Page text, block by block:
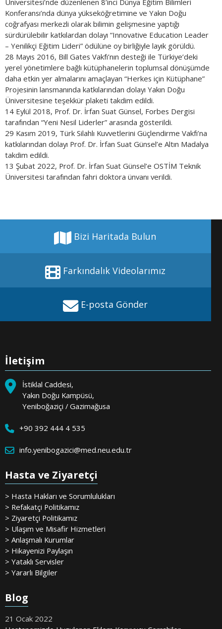
Üniversitesi’nde düzenlenen 8’inci Dünya Eğitim Bilimleri
Konferansı’nda dünya yükseköğretimine ve Yakın Doğu
coğrafyası merkezli olarak bilimin gelişmesine yaptığı
sürdürülebilir katkılardan dolayı “Innovative Education Leader
– Yenilikçi Eğitim Lideri” ödülüne oy birliğiyle layık görüldü.
28 Mayıs 2016, Bill Gates Vakfı’nın desteği ile Türkiye’deki
yerel yönetimlere bağlı kütüphanelerin toplumsal dönüşümde
daha etkin yer almalarını amaçlayan “Herkes için Kütüphane”
Projesinin lansmanında katkılarından dolayı Yakın Doğu
Üniversitesine teşekkür plaketi takdim edildi.
14 Eylül 2018, Prof. Dr. İrfan Suat Günsel, Forbes Dergisi
tarafından “Yeni Nesil Liderler” arasında gösterildi.
29 Kasım 2019, Türk Silahlı Kuvvetlerini Güçlendirme Vakfı’na
katkılarından dolayı Prof. Dr. İrfan Suat Günsel’e Altın Madalya
takdim edildi.
13 Şubat 2022, Prof. Dr. İrfan Suat Günsel’e OSTİM Teknik
Üniversitesi tarafından fahri doktora ünvanı verildi.
Bizi Haritada Bulun
Farkındalık Videolarımız
E-posta Gönder
İletişim
İstiklal Caddesi,
Yakın Doğu Kampüsü,
Yeniboğaziçi / Gazimağusa
+90 392 444 4 535
info.yenibogazici@med.neu.edu.tr
Hasta ve Ziyaretçi
> Hasta Hakları ve Sorumlulukları
> Refakatçi Politikamız
> Ziyaretçi Politikamız
> Ulaşım ve Misafir Hizmetleri
> Anlaşmalı Kurumlar
> Hikayenizi Paylaşın
> Yataklı Servisler
> Yararlı Bilgiler
Blog
21 Ocak 2022